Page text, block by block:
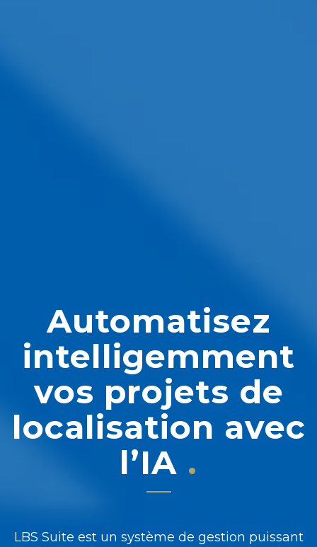
Automatisez
intelligemment
vos projets de
localisation avec
l’IA
LBS Suite est un système de gestion puissant